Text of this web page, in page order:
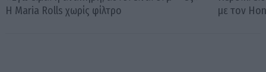
Η Maria Rolls χωρίς φίλτρο
με τον